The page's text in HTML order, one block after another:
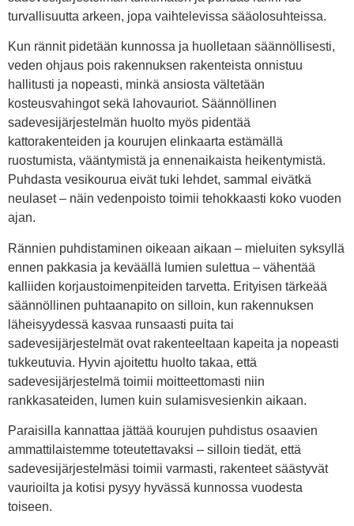
turvallisuutta arkeen, jopa vaihtelevissa sääolosuhteissa.
Kun rännit pidetään kunnossa ja huolletaan säännöllisesti,
veden ohjaus pois rakennuksen rakenteista onnistuu
hallitusti ja nopeasti, minkä ansiosta vältetään
kosteusvahingot sekä lahovauriot. Säännöllinen
sadevesijärjestelmän huolto myös pidentää
kattorakenteiden ja kourujen elinkaarta estämällä
ruostumista, vääntymistä ja ennenaikaista heikentymistä.
Puhdasta vesikourua eivät tuki lehdet, sammal eivätkä
neulaset – näin vedenpoisto toimii tehokkaasti koko vuoden
ajan.
Rännien puhdistaminen oikeaan aikaan – mieluiten syksyllä
ennen pakkasia ja keväällä lumien sulettua – vähentää
kalliiden korjaustoimenpiteiden tarvetta. Erityisen tärkeää
säännöllinen puhtaanapito on silloin, kun rakennuksen
läheisyydessä kasvaa runsaasti puita tai
sadevesijärjestelmät ovat rakenteeltaan kapeita ja nopeasti
tukkeutuvia. Hyvin ajoitettu huolto takaa, että
sadevesijärjestelmä toimii moitteettomasti niin
rankkasateiden, lumen kuin sulamisvesienkin aikaan.
Paraisilla kannattaa jättää kourujen puhdistus osaavien
ammattilaistemme toteutettavaksi – silloin tiedät, että
sadevesijärjestelmäsi toimii varmasti, rakenteet säästyvät
vaurioilta ja kotisi pysyy hyvässä kunnossa vuodesta
toiseen.